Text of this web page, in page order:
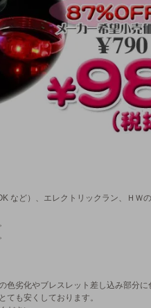
など）、エレクトリックラン、ＨＷ
劣化やブレスレット差し込み部分に
ても安くしております。